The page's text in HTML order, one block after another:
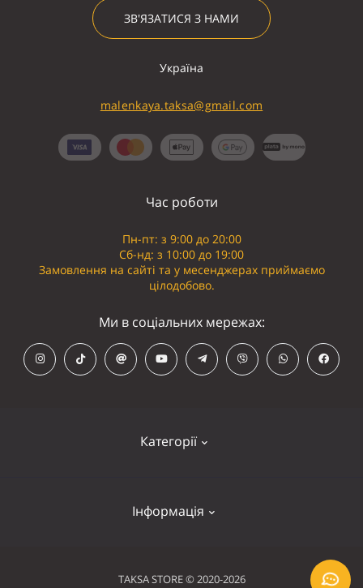
ЗВ'ЯЗАТИСЯ З НАМИ
Україна
malenkaya.taksa@gmail.com
Категорії
Інформація
Час роботи
Пн-пт: з 9:00 до 20:00
Сб-нд: з 10:00 до 19:00
Замовлення на сайті та у месенджерах приймаємо
цілодобово.
Ми в соціальних мережах:
TAKSA STORE © 2020-2026